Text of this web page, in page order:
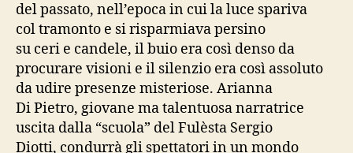
del passato, nell’epoca in cui la luce spariva
col tramonto e si risparmiava persino
su ceri e candele, il buio era così denso da
procurare visioni e il silenzio era così assoluto
da udire presenze misteriose. Arianna
Di Pietro, giovane ma talentuosa narratrice
uscita dalla “scuola” del Fulèsta Sergio
Diotti, condurrà gli spettatori in un mondo